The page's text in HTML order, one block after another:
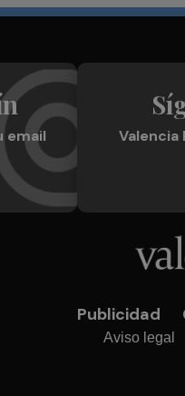
email
Valencia
Publicidad
Aviso legal